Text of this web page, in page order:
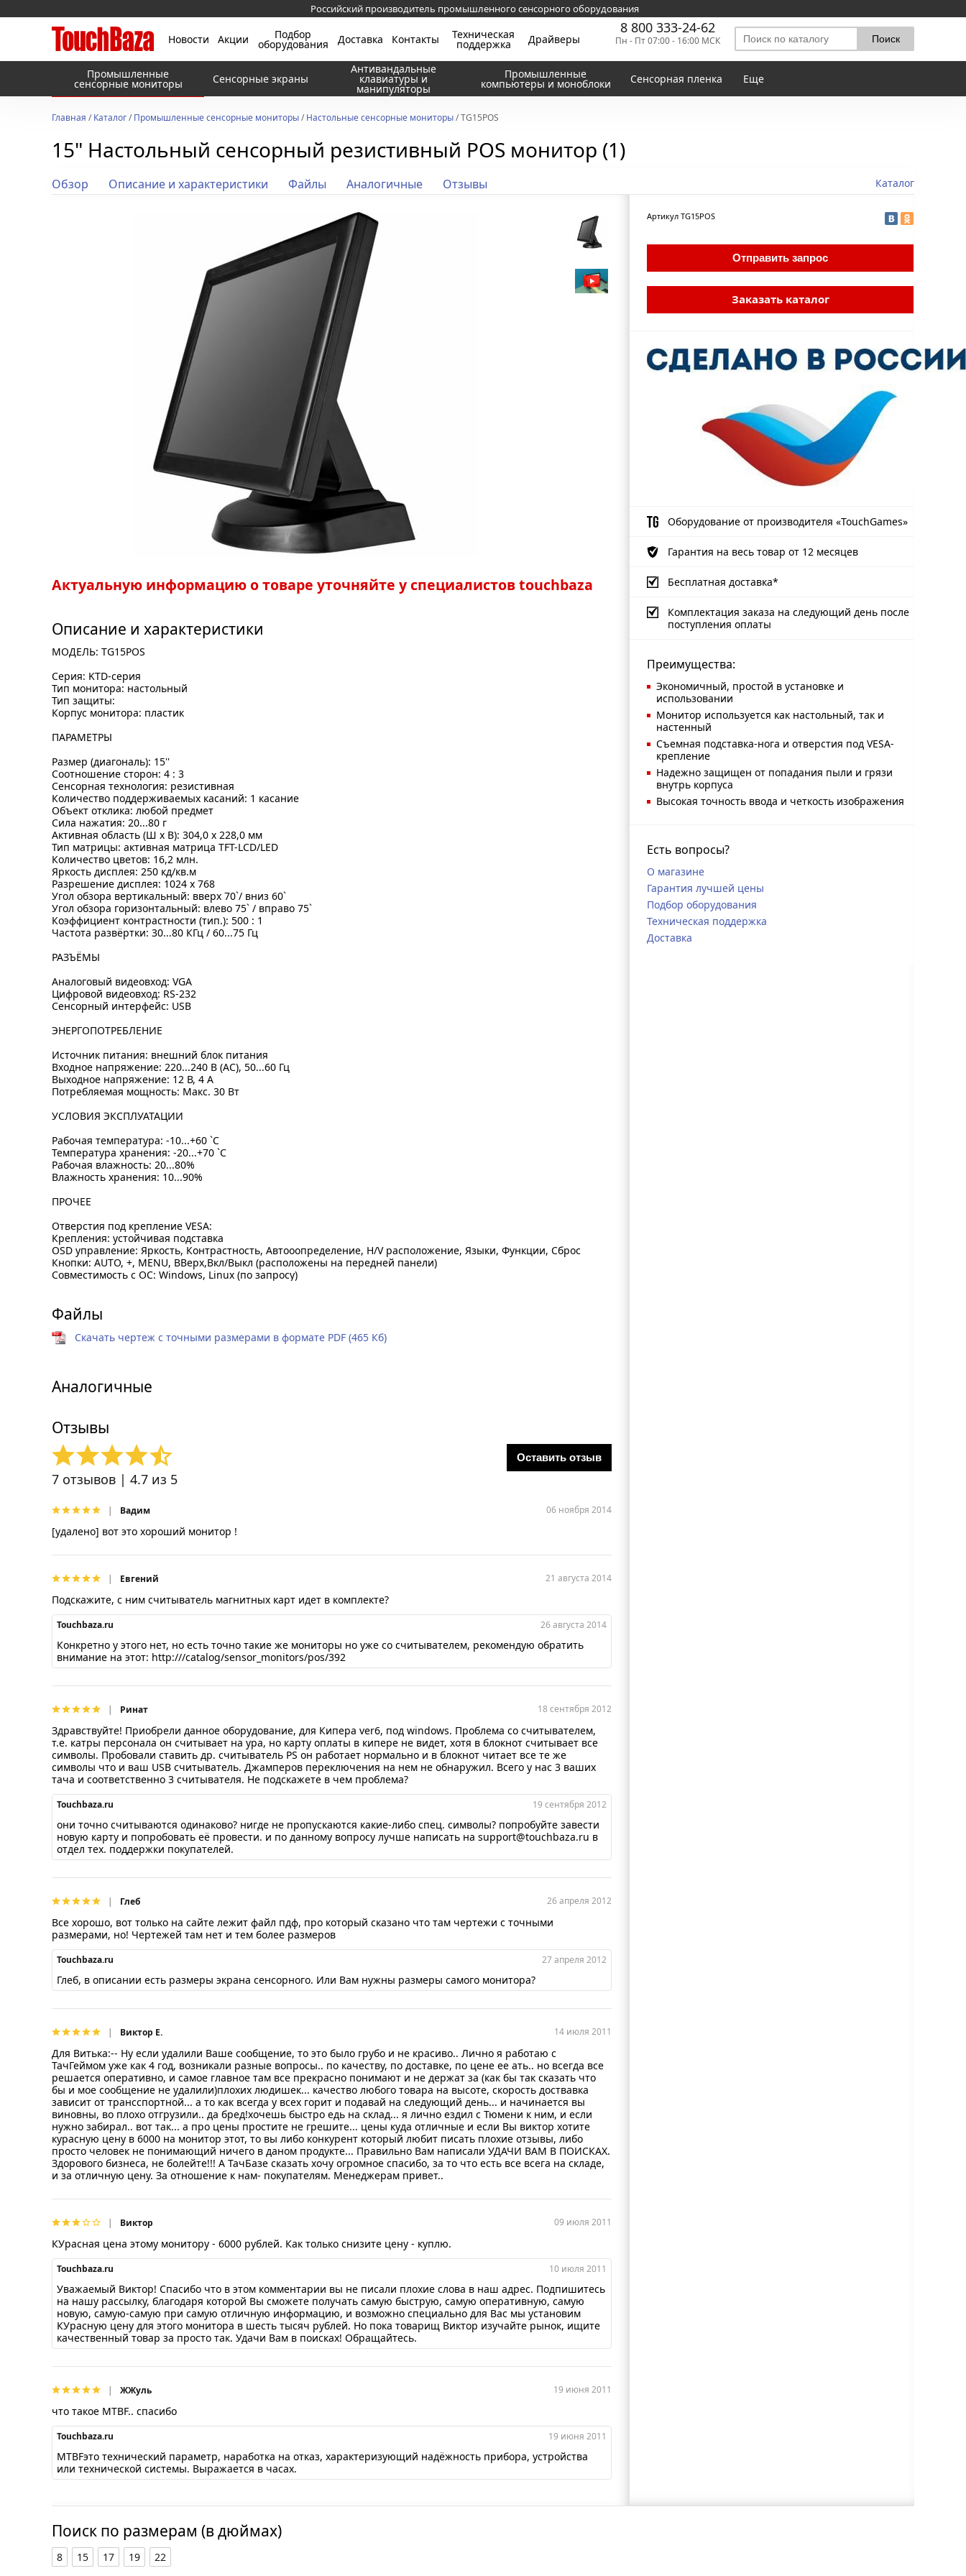
Российский производитель промышленного сенсорного оборудования
Новости Акции Подбор
оборудования Доставка Контакты Техническая
поддержка Драйверы
8 800 333-24-62
Пн - Пт 07:00 - 16:00 МСК
Промышленные
сенсорные мониторы Сенсорные экраны
Антивандальные
клавиатуры и
манипуляторы
Промышленные
компьютеры и моноблоки Сенсорная пленка Еще
Главная /Каталог/Промышленные сенсорные мониторы/Настольные сенсорные мониторы/ TG15POS
15" Настольный сенсорный резистивный POS монитор (1)
Обзор Описание и характеристики Файлы Аналогичные Отзывы Каталог
Актуальную информацию о товаре уточняйте у специалистов touchbaza
Описание и характеристики
МОДЕЛЬ: TG15POS
Серия: KTD-серия
Тип монитора: настольный
Тип защиты:
Корпус монитора: пластик
ПАРАМЕТРЫ
Размер (диагональ): 15''
Соотношение сторон: 4 : 3
Сенсорная технология: резистивная
Количество поддерживаемых касаний: 1 касание
Объект отклика: любой предмет
Сила нажатия: 20...80 г
Активная область (Ш x В): 304,0 x 228,0 мм
Тип матрицы: активная матрица TFT-LCD/LED
Количество цветов: 16,2 млн.
Яркость дисплея: 250 кд/кв.м
Разрешение дисплея: 1024 x 768
Угол обзора вертикальный: вверх 70`/ вниз 60`
Угол обзора горизонтальный: влево 75` / вправо 75`
Коэффициент контрастности (тип.): 500 : 1
Частота развёртки: 30...80 КГц / 60...75 Гц
РАЗЪЁМЫ
Аналоговый видеовход: VGA
Цифровой видеовход: RS-232
Сенсорный интерфейс: USB
ЭНЕРГОПОТРЕБЛЕНИЕ
Источник питания: внешний блок питания
Входное напряжение: 220...240 В (AC), 50...60 Гц
Выходное напряжение: 12 В, 4 А
Потребляемая мощность: Макс. 30 Вт
УСЛОВИЯ ЭКСПЛУАТАЦИИ
Рабочая температура: -10...+60 `C
Температура хранения: -20...+70 `C
Рабочая влажность: 20...80%
Влажность хранения: 10...90%
ПРОЧЕЕ
Отверстия под крепление VESA:
Крепления: устойчивая подставка
OSD управление: Яркость, Контрастность, Автооопределение, H/V расположение, Языки, Функции, Сброс
Кнопки: AUTO, +, MENU, ВВерх,Вкл/Выкл (расположены на передней панели)
Совместимость с ОС: Windows, Linux (по запросу)
Файлы
Скачать чертеж с точными размерами в формате PDF (465 Кб)
Аналогичные
Отзывы
7 отзывов | 4.7 из 5
Оставить отзыв
Вадим 06 ноября 2014
[удалено] вот это хороший монитор !
Евгений 21 августа 2014
Подскажите, с ним считыватель магнитных карт идет в комплекте?
Touchbaza.ru 26 августа 2014
Конкретно у этого нет, но есть точно такие же мониторы но уже со считывателем, рекомендую обратить
внимание на этот: http:///catalog/sensor_monitors/pos/392
Ринат 18 сентября 2012
Здравствуйте! Приобрели данное оборудование, для Кипера ver6, под windows. Проблема со считывателем,
т.е. катры персонала он считывает на ура, но карту оплаты в кипере не видет, хотя в блокнот считывает все
символы. Пробовали ставить др. считыватель PS он работает нормально и в блокнот читает все те же
символы что и ваш USB считыватель. Джамперов переключения на нем не обнаружил. Всего у нас 3 ваших
тача и соответственно 3 считывателя. Не подскажете в чем проблема?
Touchbaza.ru 19 сентября 2012
они точно считываются одинаково? нигде не пропускаются какие-либо спец. символы? попробуйте завести
новую карту и попробовать её провести. и по данному вопросу лучше написать на support@touchbaza.ru в
отдел тех. поддержки покупателей.
Глеб 26 апреля 2012
Все хорошо, вот только на сайте лежит файл пдф, про который сказано что там чертежи с точными
размерами, но! Чертежей там нет и тем более размеров
Touchbaza.ru 27 апреля 2012
Глеб, в описании есть размеры экрана сенсорного. Или Вам нужны размеры самого монитора?
Виктор Е. 14 июля 2011
Для Витька:-- Ну если удалили Ваше сообщение, то это было грубо и не красиво.. Лично я работаю с
ТачГеймом уже как 4 год, возникали разные вопросы.. по качеству, по доставке, по цене ее ать.. но всегда все
решается оперативно, и самое главное там все прекрасно понимают и не держат за (как бы так сказать что
бы и мое сообщение не удалили)плохих людишек... качество любого товара на высоте, скорость доствавка
зависит от трансспортной... а то как всегда у всех горит и подавай на следующий день... и начинается вы
виновны, во плохо отгрузили.. да бред!хочешь быстро едь на склад... я лично ездил с Тюмени к ним, и если
нужно забирал.. вот так... а про цены простите не грешите... цены куда отличные и если Вы виктор хотите
курасную цену в 6000 на монитор этот, то вы либо конкурент который любит писать плохие отзывы, либо
просто человек не понимающий ничего в даном продукте... Правильно Вам написали УДАЧИ ВАМ В ПОИСКАХ.
Здорового бизнеса, не болейте!!! А ТачБазе сказать хочу огромное спасибо, за то что есть все всега на складе,
и за отличную цену. За отношение к нам- покупателям. Менеджерам привет..
Виктор 09 июля 2011
КУрасная цена этому монитору - 6000 рублей. Как только снизите цену - куплю.
Touchbaza.ru 10 июля 2011
Уважаемый Виктор! Спасибо что в этом комментарии вы не писали плохие слова в наш адрес. Подпишитесь
на нашу рассылку, благодаря которой Вы сможете получать самую быструю, самую оперативную, самую
новую, самую-самую при самую отличную информацию, и возможно специально для Вас мы установим
КУрасную цену для этого монитора в шесть тысяч рублей. Но пока товарищ Виктор изучайте рынок, ищите
качественный товар за просто так. Удачи Вам в поисках! Обращайтесь.
ЖЖуль 19 июня 2011
что такое MTBF.. спасибо
Touchbaza.ru 19 июня 2011
MTBFэто технический параметр, наработка на отказ, характеризующий надёжность прибора, устройства
или технической системы. Выражается в часах.
Артикул TG15POS
Отправить запрос
Заказать каталог
Оборудование от производителя «TouchGames»
Гарантия на весь товар от 12 месяцев
Бесплатная доставка*
Комплектация заказа на следующий день после
поступления оплаты
Преимущества:
Экономичный, простой в установке и
использовании
Монитор используется как настольный, так и
настенный
Съемная подставка-нога и отверстия под VESA-
крепление
Надежно защищен от попадания пыли и грязи
внутрь корпуса
Высокая точность ввода и четкость изображения
Есть вопросы?
О магазине
Гарантия лучшей цены
Подбор оборудования
Техническая поддержка
Доставка
Поиск по размерам (в дюймах)
8 15 17 19 22